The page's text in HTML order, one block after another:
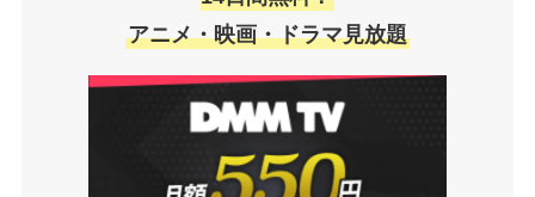
アニメ・映画・ドラマ見放題